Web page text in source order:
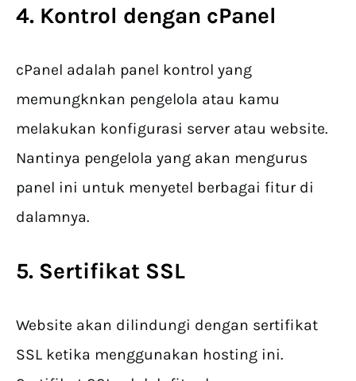
4. Kontrol dengan cPanel
cPanel adalah panel kontrol yang
memungknkan pengelola atau kamu
melakukan konfigurasi server atau website.
Nantinya pengelola yang akan mengurus
panel ini untuk menyetel berbagai fitur di
dalamnya.
5. Sertifikat SSL
Website akan dilindungi dengan sertifikat
SSL ketika menggunakan hosting ini.